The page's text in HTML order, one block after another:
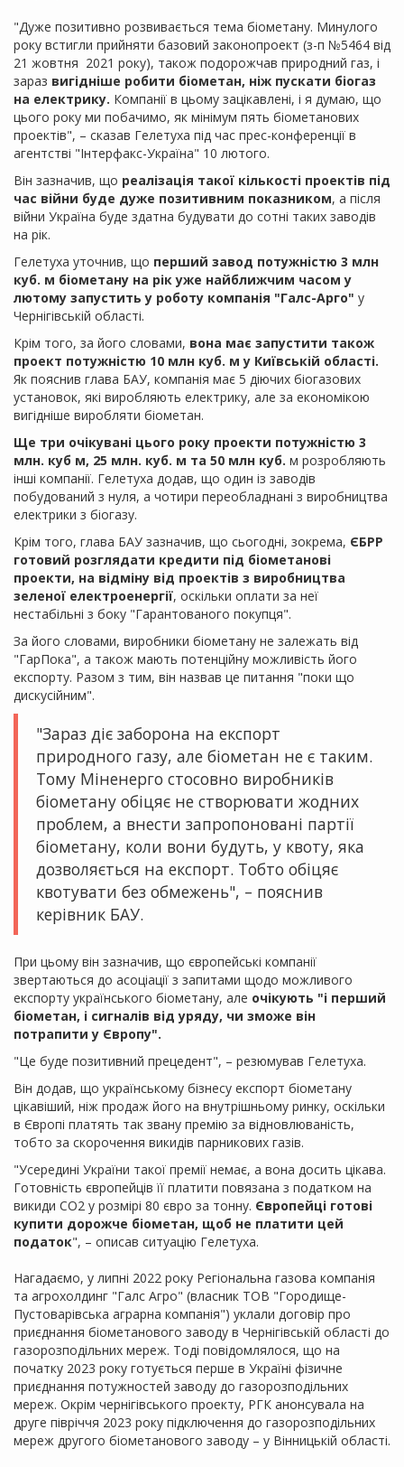
"Дуже позитивно розвивається тема біометану. Минулого
року встигли прийняти базовий законопроект (з-п №5464 від
21 жовтня 2021 року), також подорожчав природний газ, і
зараз вигідніше робити біометан, ніж пускати біогаз
на електрику. Компанії в цьому зацікавлені, і я думаю, що
цього року ми побачимо, як мінімум пять біометанових
проектів", – сказав Гелетуха під час прес-конференції в
агентстві "Інтерфакс-Україна" 10 лютого.
Він зазначив, що реалізація такої кількості проектів під
час війни буде дуже позитивним показником, а після
війни Україна буде здатна будувати до сотні таких заводів
на рік.
Гелетуха уточнив, що перший завод потужністю 3 млн
куб. м біометану на рік уже найближчим часом у
лютому запустить у роботу компанія "Галс-Арго" у
Чернігівській області.
Крім того, за його словами, вона має запустити також
проект потужністю 10 млн куб. м у Київській області.
Як пояснив глава БАУ, компанія має 5 діючих біогазових
установок, які виробляють електрику, але за економікою
вигідніше виробляти біометан.
Ще три очікувані цього року проекти потужністю 3
млн. куб м, 25 млн. куб. м та 50 млн куб. м розробляють
інші компанії. Гелетуха додав, що один із заводів
побудований з нуля, а чотири переобладнані з виробництва
електрики з біогазу.
Крім того, глава БАУ зазначив, що сьогодні, зокрема, ЄБРР
готовий розглядати кредити під біометанові
проекти, на відміну від проектів з виробництва
зеленої електроенергії, оскільки оплати за неї
нестабільні з боку "Гарантованого покупця".
За його словами, виробники біометану не залежать від
"ГарПока", а також мають потенційну можливість його
експорту. Разом з тим, він назвав це питання "поки що
дискусійним".
"Зараз діє заборона на експорт
природного газу, але біометан не є таким.
Тому Міненерго стосовно виробників
біометану обіцяє не створювати жодних
проблем, а внести запропоновані партії
біометану, коли вони будуть, у квоту, яка
дозволяється на експорт. Тобто обіцяє
квотувати без обмежень", – пояснив
керівник БАУ.
При цьому він зазначив, що європейські компанії
звертаються до асоціації з запитами щодо можливого
експорту українського біометану, але очікують "і перший
біометан, і сигналів від уряду, чи зможе він
потрапити у Європу".
"Це буде позитивний прецедент", – резюмував Гелетуха.
Він додав, що українському бізнесу експорт біометану
цікавіший, ніж продаж його на внутрішньому ринку, оскільки
в Європі платять так звану премію за відновлюваність,
тобто за скорочення викидів парникових газів.
"Усередині України такої премії немає, а вона досить цікава.
Готовність європейців її платити повязана з податком на
викиди СО2 у розмірі 80 євро за тонну. Європейці готові
купити дорожче біометан, щоб не платити цей
податок", – описав ситуацію Гелетуха.
Нагадаємо, у липні 2022 року Регіональна газова компанія
та агрохолдинг "Галс Агро" (власник ТОВ "Городище-
Пустоварівська аграрна компанія") уклали договір про
приєднання біометанового заводу в Чернігівській області до
газорозподільних мереж. Тоді повідомлялося, що на
початку 2023 року готується перше в Україні фізичне
приєднання потужностей заводу до газорозподільних
мереж. Окрім чернігівського проекту, РГК анонсувала на
друге півріччя 2023 року підключення до газорозподільних
мереж другого біометанового заводу – у Вінницькій області.